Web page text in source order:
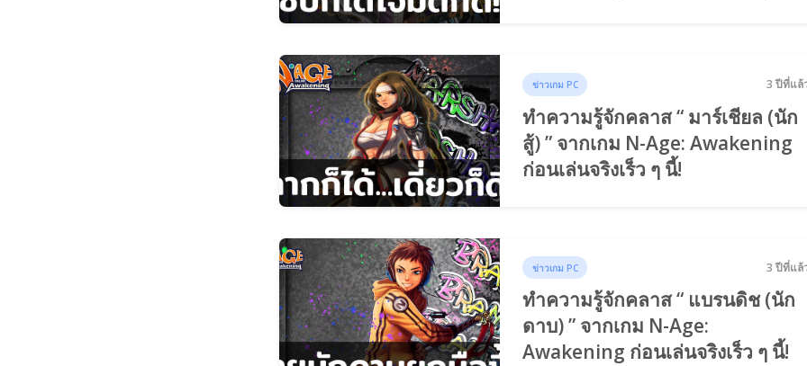
ข่าวเกม PC 3 ปีที่แล้
ทำความรู้จักคลาส “ มาร์เชียล (นัก
สู้) ” จากเกม N-Age: Awakening
ก่อนเล่นจริงเร็ว ๆ นี้!
ข่าวเกม PC 3 ปีที่แล้
ทำความรู้จักคลาส “ แบรนดิช (นัก
ดาบ) ” จากเกม N-Age:
Awakening ก่อนเล่นจริงเร็ว ๆ นี้!